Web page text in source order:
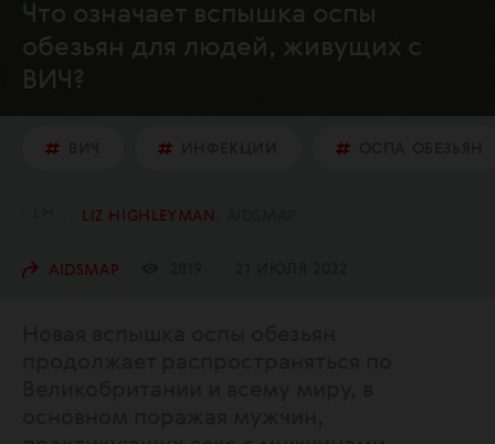
Что означает вспышка оспы
обезьян для людей, живущих с
ВИЧ?
LIZ HIGHLEYMAN
AIDSMAP